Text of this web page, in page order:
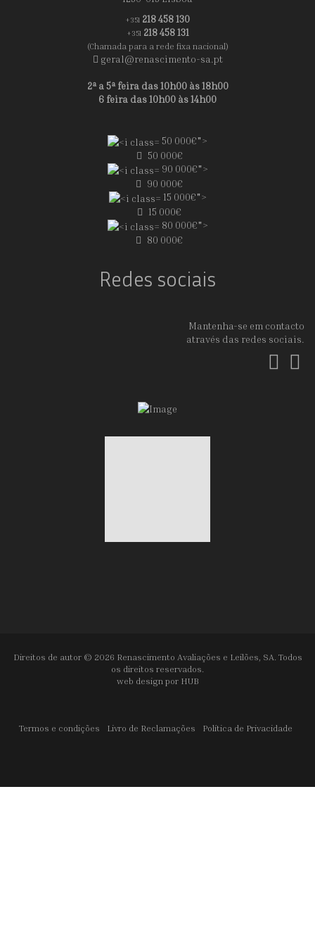
+351 218 458 130
+351 218 458 131
(Chamada para a rede fixa nacional)
geral@renascimento-sa.pt
2ª a 5ª feira das 10h00 às 18h00
6 feira das 10h00 às 14h00
50 000€">
50 000€
90 000€">
90 000€
15 000€">
15 000€
80 000€">
80 000€
Redes sociais
Mantenha-se em contacto
através das redes sociais.
Direitos de autor © 2026 Renascimento Avaliações e Leilões, SA. Todos
os direitos reservados.
web design por HUB
Termos e condições Livro de Reclamações Política de Privacidade